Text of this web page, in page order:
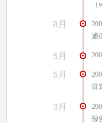
8月
通
5月
5月
目
3月
报